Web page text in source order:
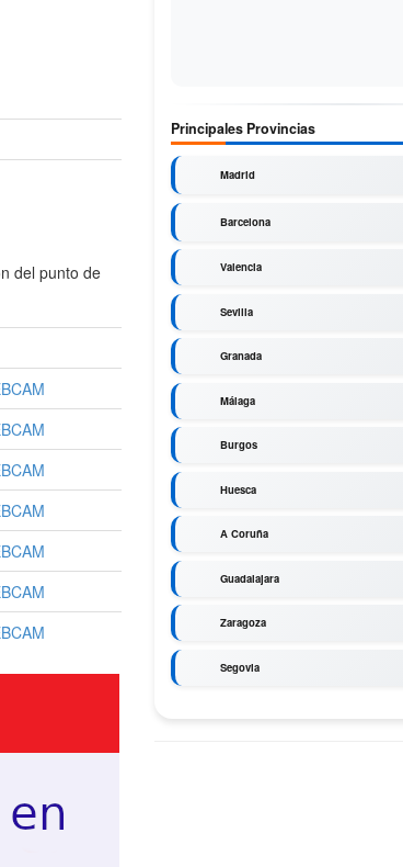
del punto de
Principales Provincias
Madrid
Barcelona
Valencia
Sevilla
Granada
Málaga
Burgos
Huesca
A Coruña
Guadalajara
Zaragoza
Segovia